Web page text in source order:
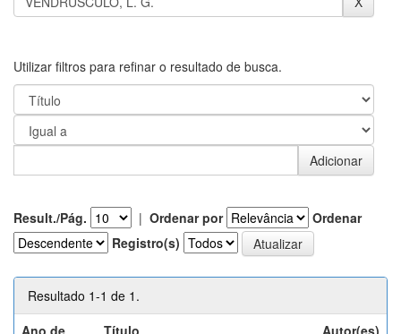
Utilizar filtros para refinar o resultado de busca.
Result./Pág. | Ordenar por
Ordenar
Registro(s)
Resultado 1-1 de 1.
Ano de
Título Autor(es)